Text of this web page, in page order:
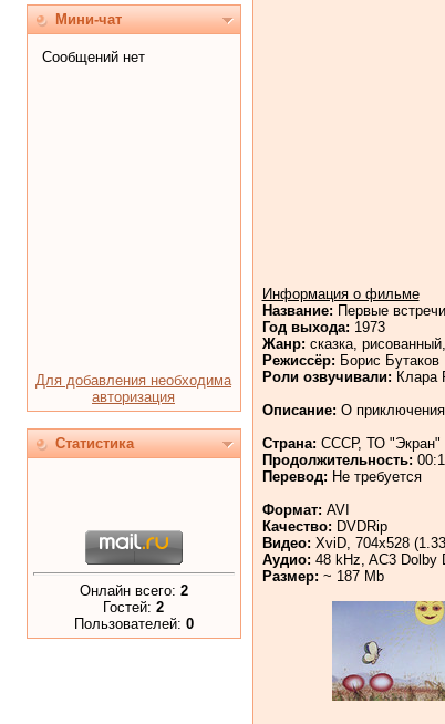
Мини-чат
Для добавления необходима
авторизация
Статистика
Онлайн всего: 2
Гостей: 2
Пользователей: 0
Информация о фильме
Название: Первые встречи
Год выхода: 1973
Жанр: сказка,
Режиссёр: Борис Бутаков
Роли озвучивали: Клара
Описание: О
Страна: СССР, ТО "Экран"
Продолжительность:
Перевод: Не требуется
Формат: AVI
Качество: DVDRip
Видео: XviD, 704x528
Аудио: 48 kHz, AC3 Dolby
Размер: ~ 187 Mb